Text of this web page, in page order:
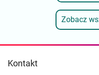
Zobacz
Kontakt